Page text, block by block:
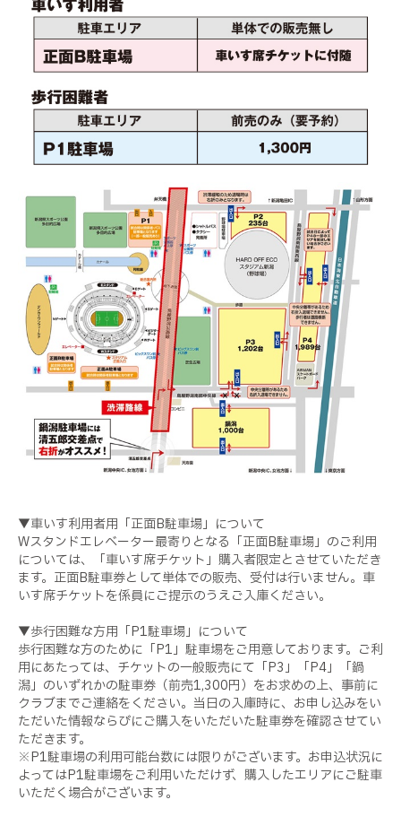
▼車いす利用者用「正面B駐車場」について
Wスタンドエレベーター最寄りとなる「正面B駐車場」のご利用
については、「車いす席チケット」購入者限定とさせていただき
ます。正面B駐車券として単体での販売、受付は行いません。車
いす席チケットを係員にご提示のうえご入庫ください。
▼歩行困難な方用「P1駐車場」について
歩行困難な方のために「P1」駐車場をご用意しております。ご利
用にあたっては、チケットの一般販売にて「P3」「P4」「鍋
潟」のいずれかの駐車券（前売1,300円）をお求めの上、事前に
クラブまでご連絡をください。当日の入庫時に、お申し込みをい
ただいた情報ならびにご購入をいただいた駐車券を確認させてい
ただきます。
※P1駐車場の利用可能台数には限りがございます。お申込状況に
よってはP1駐車場をご利用いただけず、購入したエリアにご駐車
いただく場合がございます。